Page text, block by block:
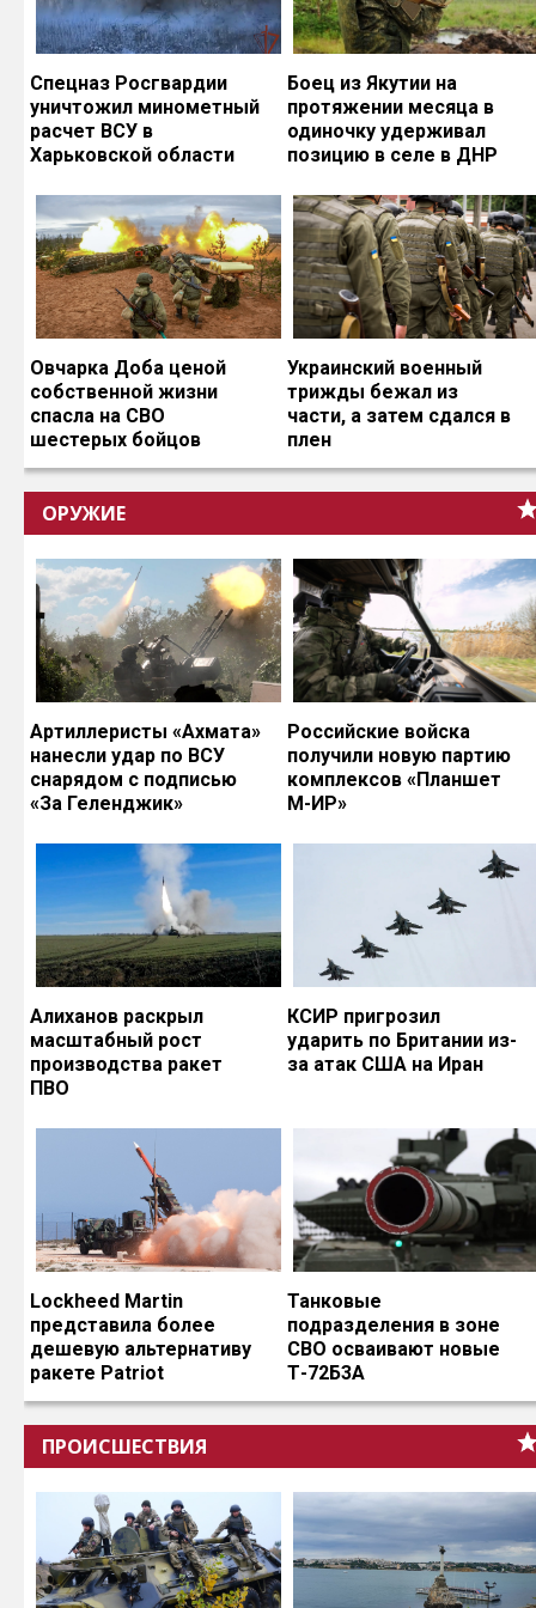
Спецназ Росгвардии
уничтожил минометный
расчет ВСУ в
Харьковской области
Боец из Якутии на
протяжении месяца в
одиночку удерживал
позицию в селе в ДНР
Овчарка Доба ценой
собственной жизни
спасла на СВО
шестерых бойцов
Украинский военный
трижды бежал из
части, а затем сдался в
плен
ОРУЖИЕ
Артиллеристы «Ахмата»
нанесли удар по ВСУ
снарядом с подписью
«За Геленджик»
Российские войска
получили новую партию
комплексов «Планшет
М-ИР»
Алиханов раскрыл
масштабный рост
производства ракет
ПВО
КСИР пригрозил
ударить по Британии из-
за атак США на Иран
Lockheed Martin
представила более
дешевую альтернативу
ракете Patriot
Танковые
подразделения в зоне
СВО осваивают новые
Т-72Б3А
ПРОИСШЕСТВИЯ